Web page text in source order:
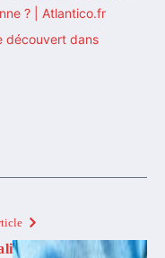
? | Atlantico.fr
découvert dans